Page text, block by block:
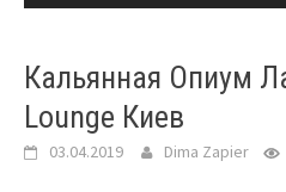
Кальянная Опиум
Lounge Киев
03.04.2019 Dima Zapier